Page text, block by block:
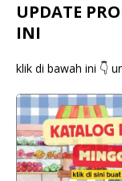
UPDATE
INI
klik di bawah ini 👇